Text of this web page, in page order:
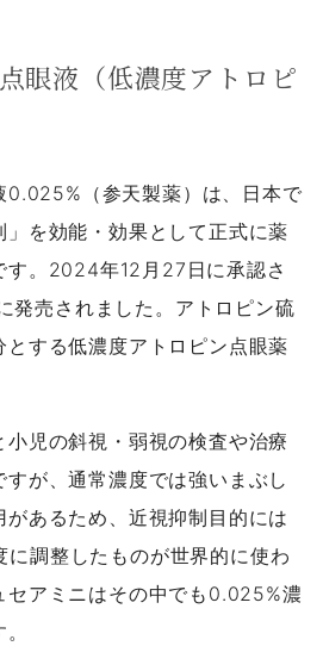
眼液（低濃度アトロピ
0.025%（参天製薬）は、日本で
を効能・効果として正式に薬
す。2024年12月27日に承認さ
発売されました。アトロピン硫
する低濃度アトロピン点眼薬
児の斜視・弱視の検査や治療
が、通常濃度では強いまぶし
があるため、近視抑制目的には
調整したものが世界的に使わ
セアミニはその中でも0.025%濃